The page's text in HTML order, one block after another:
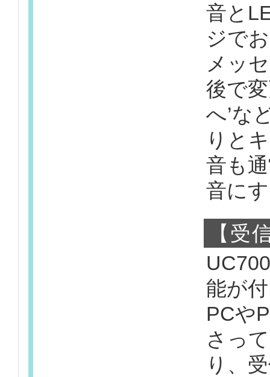
音と
ジで
メッ
後で
へ’な
りと
音も
音に
【受
能が
PCや
さっ
り、